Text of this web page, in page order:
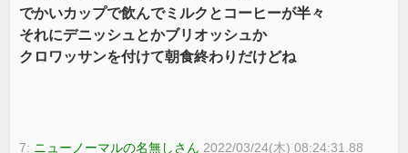
でかいカップで飲んでミルクとコーヒーが半々
それにデニッシュとかブリオッシュか
クロワッサンを付けて朝食終わりだけどね
7: ニューノーマルの名無しさん 2022/03/24(木) 08:24:31.88